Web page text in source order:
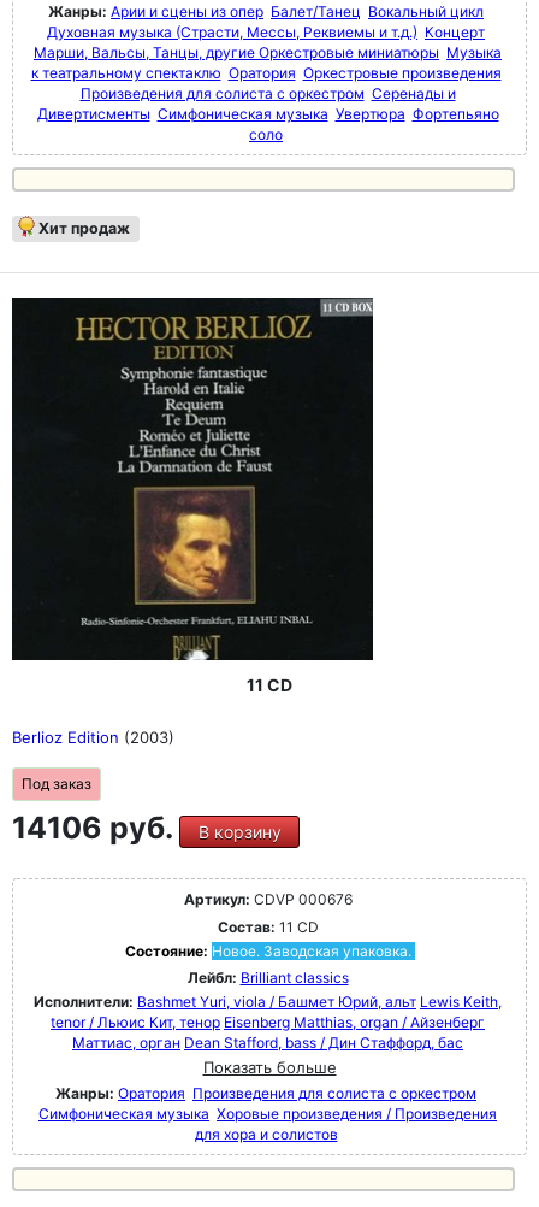
Жанры: Арии и сцены из опер Балет/Танец Вокальный цикл
Духовная музыка (Страсти, Мессы, Реквиемы и т.д.) Концерт
Марши, Вальсы, Танцы, другие Оркестровые миниатюры Музыка
к театральному спектаклю Оратория Оркестровые произведения
Произведения для солиста с оркестром Серенады и
Дивертисменты Симфоническая музыка Увертюра Фортепьяно
соло
Хит продаж
11 CD
Berlioz Edition (2003)
Под заказ
14106 руб. В корзину
Артикул: CDVP 000676
Состав: 11 CD
Состояние: Новое. Заводская упаковка.
Лейбл: Brilliant classics
Исполнители: Bashmet Yuri, viola / Башмет Юрий, альт Lewis Keith,
tenor / Льюис Кит, тенор Eisenberg Matthias, organ / Айзенберг
Маттиас, орган Dean Stafford, bass / Дин Стаффорд, бас
Показать больше
Жанры: Оратория Произведения для солиста с оркестром
Симфоническая музыка Хоровые произведения / Произведения
для хора и солистов